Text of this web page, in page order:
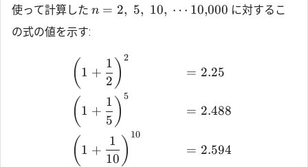
使って計算した n = 2, 5, 10, ⋯ 10,000 に対するこ
の式の値を示す:
( 1 +
2
1 ) 2
( 1 +
5
1 ) 5
( 1 +
10
1 ) 10
= 2.25
= 2.488
= 2.594